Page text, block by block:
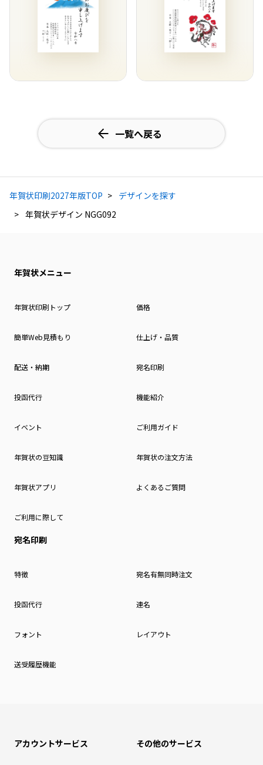
一覧へ戻る
年賀状印刷2027年版TOP
デザインを探す
年賀状デザイン NGG092
年賀状メニュー
年賀状印刷トップ 価格
簡単Web見積もり 仕上げ・品質
配送・納期 宛名印刷
投函代行 機能紹介
イベント ご利用ガイド
年賀状の豆知識 年賀状の注文方法
年賀状アプリ よくあるご質問
ご利用に際して
宛名印刷
特徴 宛名有無同時注文
投函代行 連名
フォント レイアウト
送受履歴機能
アカウントサービス その他のサービス